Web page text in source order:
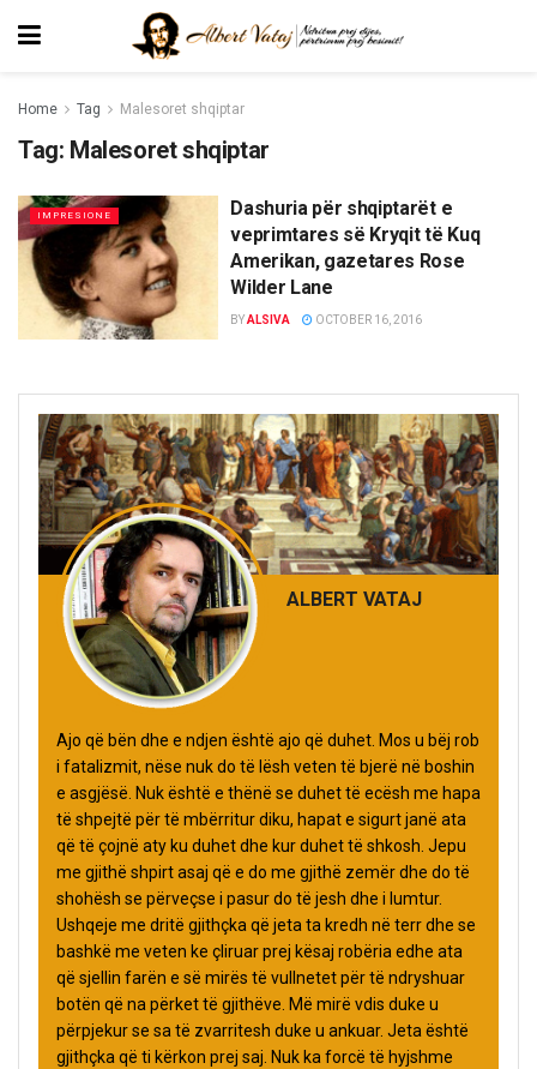
Home Tag Malesoret shqiptar
Tag: Malesoret shqiptar
IMPRESIONE
Dashuria për shqiptarët e
veprimtares së Kryqit të Kuq
Amerikan, gazetares Rose
Wilder Lane
BYALSIVA OCTOBER 16, 2016
ALBERT VATAJ
Ajo që bën dhe e ndjen është ajo që duhet. Mos u bëj rob
i fatalizmit, nëse nuk do të lësh veten të bjerë në boshin
e asgjësë. Nuk është e thënë se duhet të ecësh me hapa
të shpejtë për të mbërritur diku, hapat e sigurt janë ata
që të çojnë aty ku duhet dhe kur duhet të shkosh. Jepu
me gjithë shpirt asaj që e do me gjithë zemër dhe do të
shohësh se përveçse i pasur do të jesh dhe i lumtur.
Ushqeje me dritë gjithçka që jeta ta kredh në terr dhe se
bashkë me veten ke çliruar prej kësaj robëria edhe ata
që sjellin farën e së mirës të vullnetet për të ndryshuar
botën që na përket të gjithëve. Më mirë vdis duke u
përpjekur se sa të zvarritesh duke u ankuar. Jeta është
gjithçka që ti kërkon prej saj. Nuk ka forcë të hyjshme